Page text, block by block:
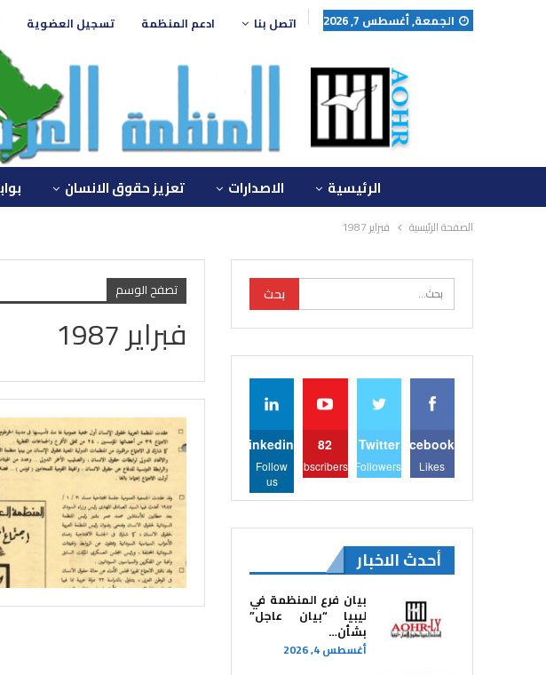
الجمعة, أغسطس 7, 2026 اتصل بنا ادعم المنظمة تسجيل العضوية
الرئيسية الاصدارات تعزيز حقوق الانسان
الصفحة الرئيسية فبراير 1987
تصفح الوسم
فبراير 1987
Facebook
Likes
Twitter
Followers
82
Subscribers
Linkedin
Follow
us
أحدث الاخبار
بيان فرع المنظمة في
ليبيا “بيان عاجل”
بشأن…
أغسطس 4, 2026